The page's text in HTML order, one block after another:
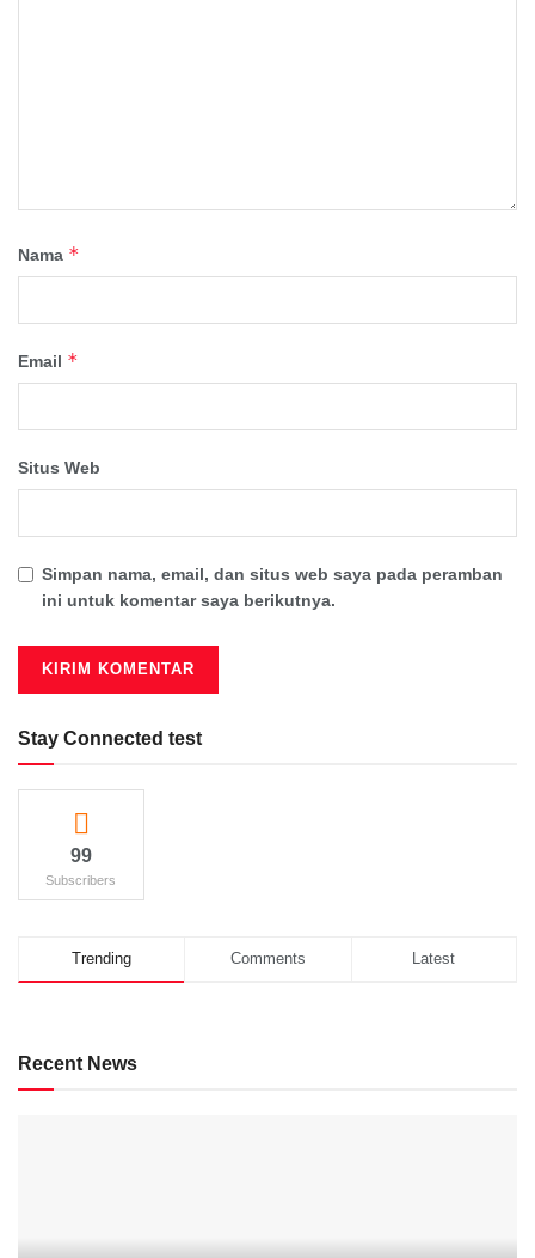
Nama *
Email *
Situs Web
Simpan nama, email, dan situs web saya pada peramban
ini untuk komentar saya berikutnya.
Stay Connected test
99
Subscribers
Trending Comments Latest
Recent News